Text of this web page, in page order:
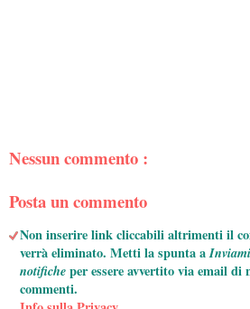
Nessun commento :
Posta un commento
Non inserire link cliccabili altrimenti il
verrà eliminato. Metti la spunta aInviami
notificheper essere avvertito via email di
commenti.